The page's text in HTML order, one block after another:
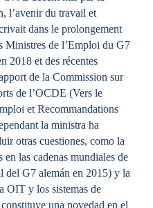
l’avenir du travail et
dans le prolongement
Ministres de l’Emploi du G7
2018 et des récentes
de la Commission sur
de l’OCDE (Vers le
et Recommandations
la ministra ha
otras cuestiones, como la
en las cadenas mundiales de
del G7 alemán en 2015) y la
OIT y los sistemas de
una novedad en el